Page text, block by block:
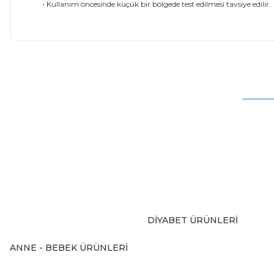
• Kullanım öncesinde küçük bir bölgede test edilmesi tavsiye edilir.
ANNE - BEBEK ÜRÜNLERİ
DİYABET ÜRÜNLERİ